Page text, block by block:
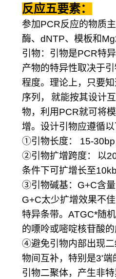
反应五要素：
参加PCR反应的物质
酶、 dNTP、模板和
引物：引物是PCR特
产物的特异性取决于
程度。理论上，只要
序列，
就能按其设计
物，利用PCR就可将
增。设计引物应遵循以
①引物长度： 15-30bp
②引物扩增跨度： 以
条件下可扩增长至10kb
③引物碱基： G+C含
G+C太少扩增效果不佳
特异条带。 ATGC*随
的嘌呤或嘧啶核苷酸的
④避免引物内部出现
物间互补，特别是3'端
引物二聚体，产生非特